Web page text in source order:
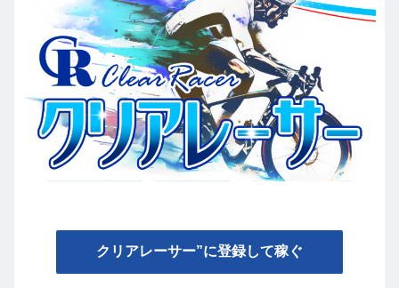
クリアレーサー”に登録して稼ぐ